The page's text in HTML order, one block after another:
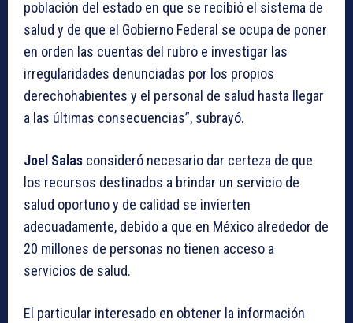
población del estado en que se recibió el sistema de
salud y de que el Gobierno Federal se ocupa de poner
en orden las cuentas del rubro e investigar las
irregularidades denunciadas por los propios
derechohabientes y el personal de salud hasta llegar
a las últimas consecuencias”, subrayó.
Joel Salas consideró necesario dar certeza de que
los recursos destinados a brindar un servicio de
salud oportuno y de calidad se invierten
adecuadamente, debido a que en México alrededor de
20 millones de personas no tienen acceso a
servicios de salud.
El particular interesado en obtener la información